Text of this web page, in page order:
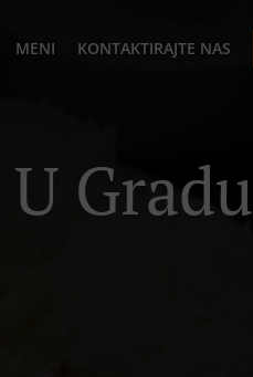
MENI KONTAKTIRAJTE NAS
Gradu